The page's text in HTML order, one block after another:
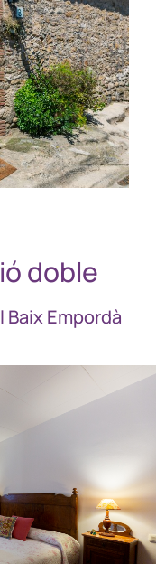
doble
Baix Empordà